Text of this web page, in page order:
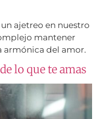
ajetreo en nuestro
mantener
armónica del amor.
lo que te amas